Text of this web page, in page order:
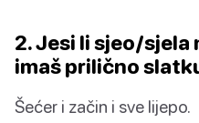
2. Jesi li sjeo/sjela
imaš prilično
Šećer i začin i sve lijepo.